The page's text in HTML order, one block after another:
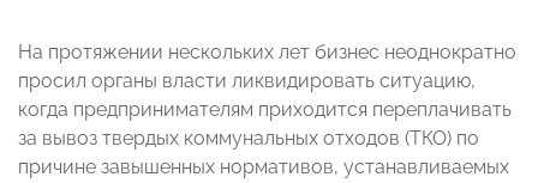
На протяжении нескольких лет бизнес неоднократно
просил органы власти ликвидировать ситуацию,
когда предпринимателям приходится переплачивать
за вывоз твердых коммунальных отходов (ТКО) по
причине завышенных нормативов, устанавливаемых